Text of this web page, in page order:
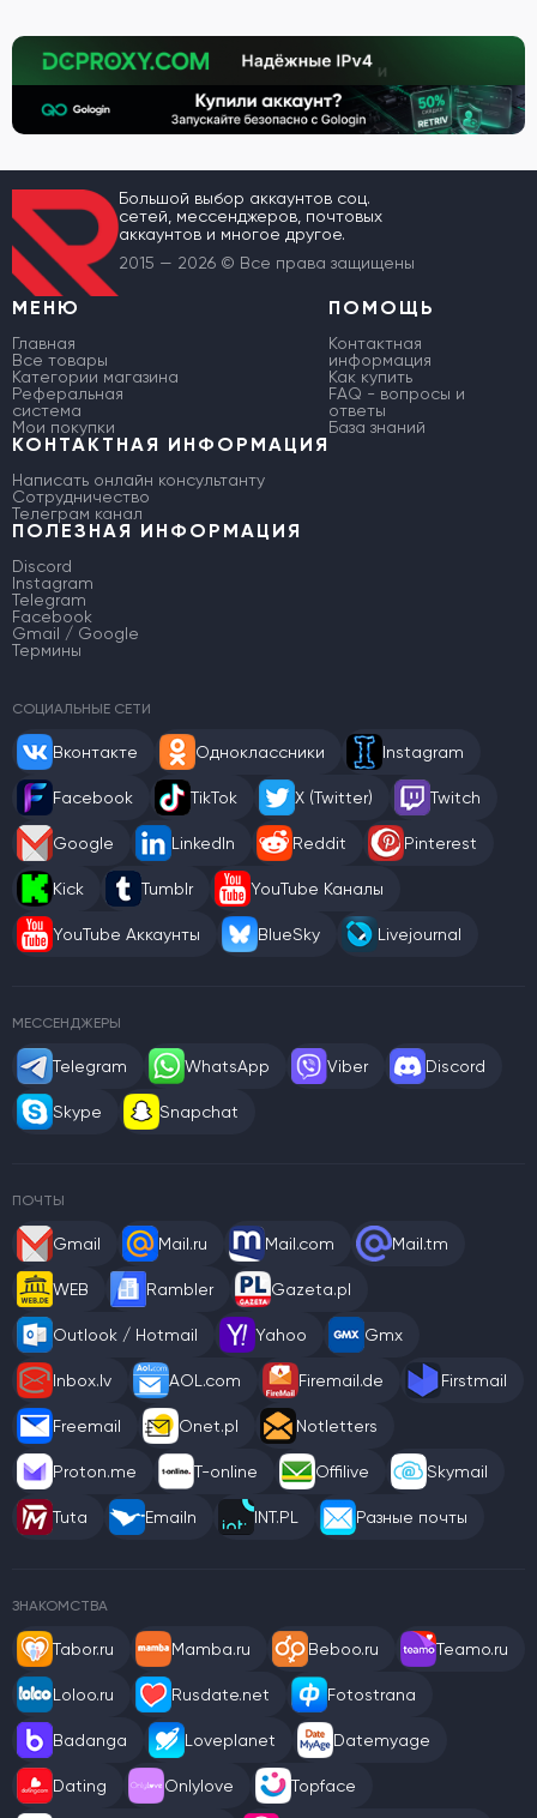
Большой выбор аккаунтов соц.
сетей, мессенджеров, почтовых
аккаунтов и многое другое.
2015 — 2026 © Все права защищены
МЕНЮ
Главная
Все товары
Категории магазина
Реферальная
система
Мои покупки
ПОМОЩЬ
Контактная
информация
Как купить
FAQ - вопросы и
ответы
База знаний
КОНТАКТНАЯ ИНФОРМАЦИЯ
Написать онлайн консультанту
Сотрудничество
Телеграм канал
ПОЛЕЗНАЯ ИНФОРМАЦИЯ
Discord
Instagram
Telegram
Facebook
Gmail / Google
Термины
СОЦИАЛЬНЫЕ СЕТИ
Вконтакте Одноклассники Instagram
Facebook TikTok X (Twitter) Twitch
Google LinkedIn Reddit Pinterest
Kick Tumblr YouTube Каналы
YouTube Аккаунты BlueSky Livejournal
МЕССЕНДЖЕРЫ
Telegram WhatsApp Viber Discord
Skype Snapchat
ПОЧТЫ
Gmail Mail.ru Mail.com Mail.tm
WEB Rambler Gazeta.pl
Outlook / Hotmail Yahoo Gmx
Inbox.lv AOL.com Firemail.de Firstmail
Freemail Onet.pl Notletters
Proton.me T-online Offilive Skymail
Tuta Emailn INT.PL Разные почты
ЗНАКОМСТВА
Tabor.ru Mamba.ru Beboo.ru Teamo.ru
Loloo.ru Rusdate.net Fotostrana
Badanga Loveplanet Datemyage
Dating Onlylove Topface